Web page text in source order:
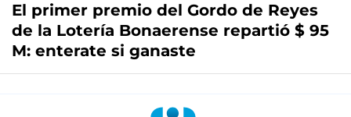
El primer premio del Gordo de Reyes
de la Lotería Bonaerense repartió $ 95
M: enterate si ganaste